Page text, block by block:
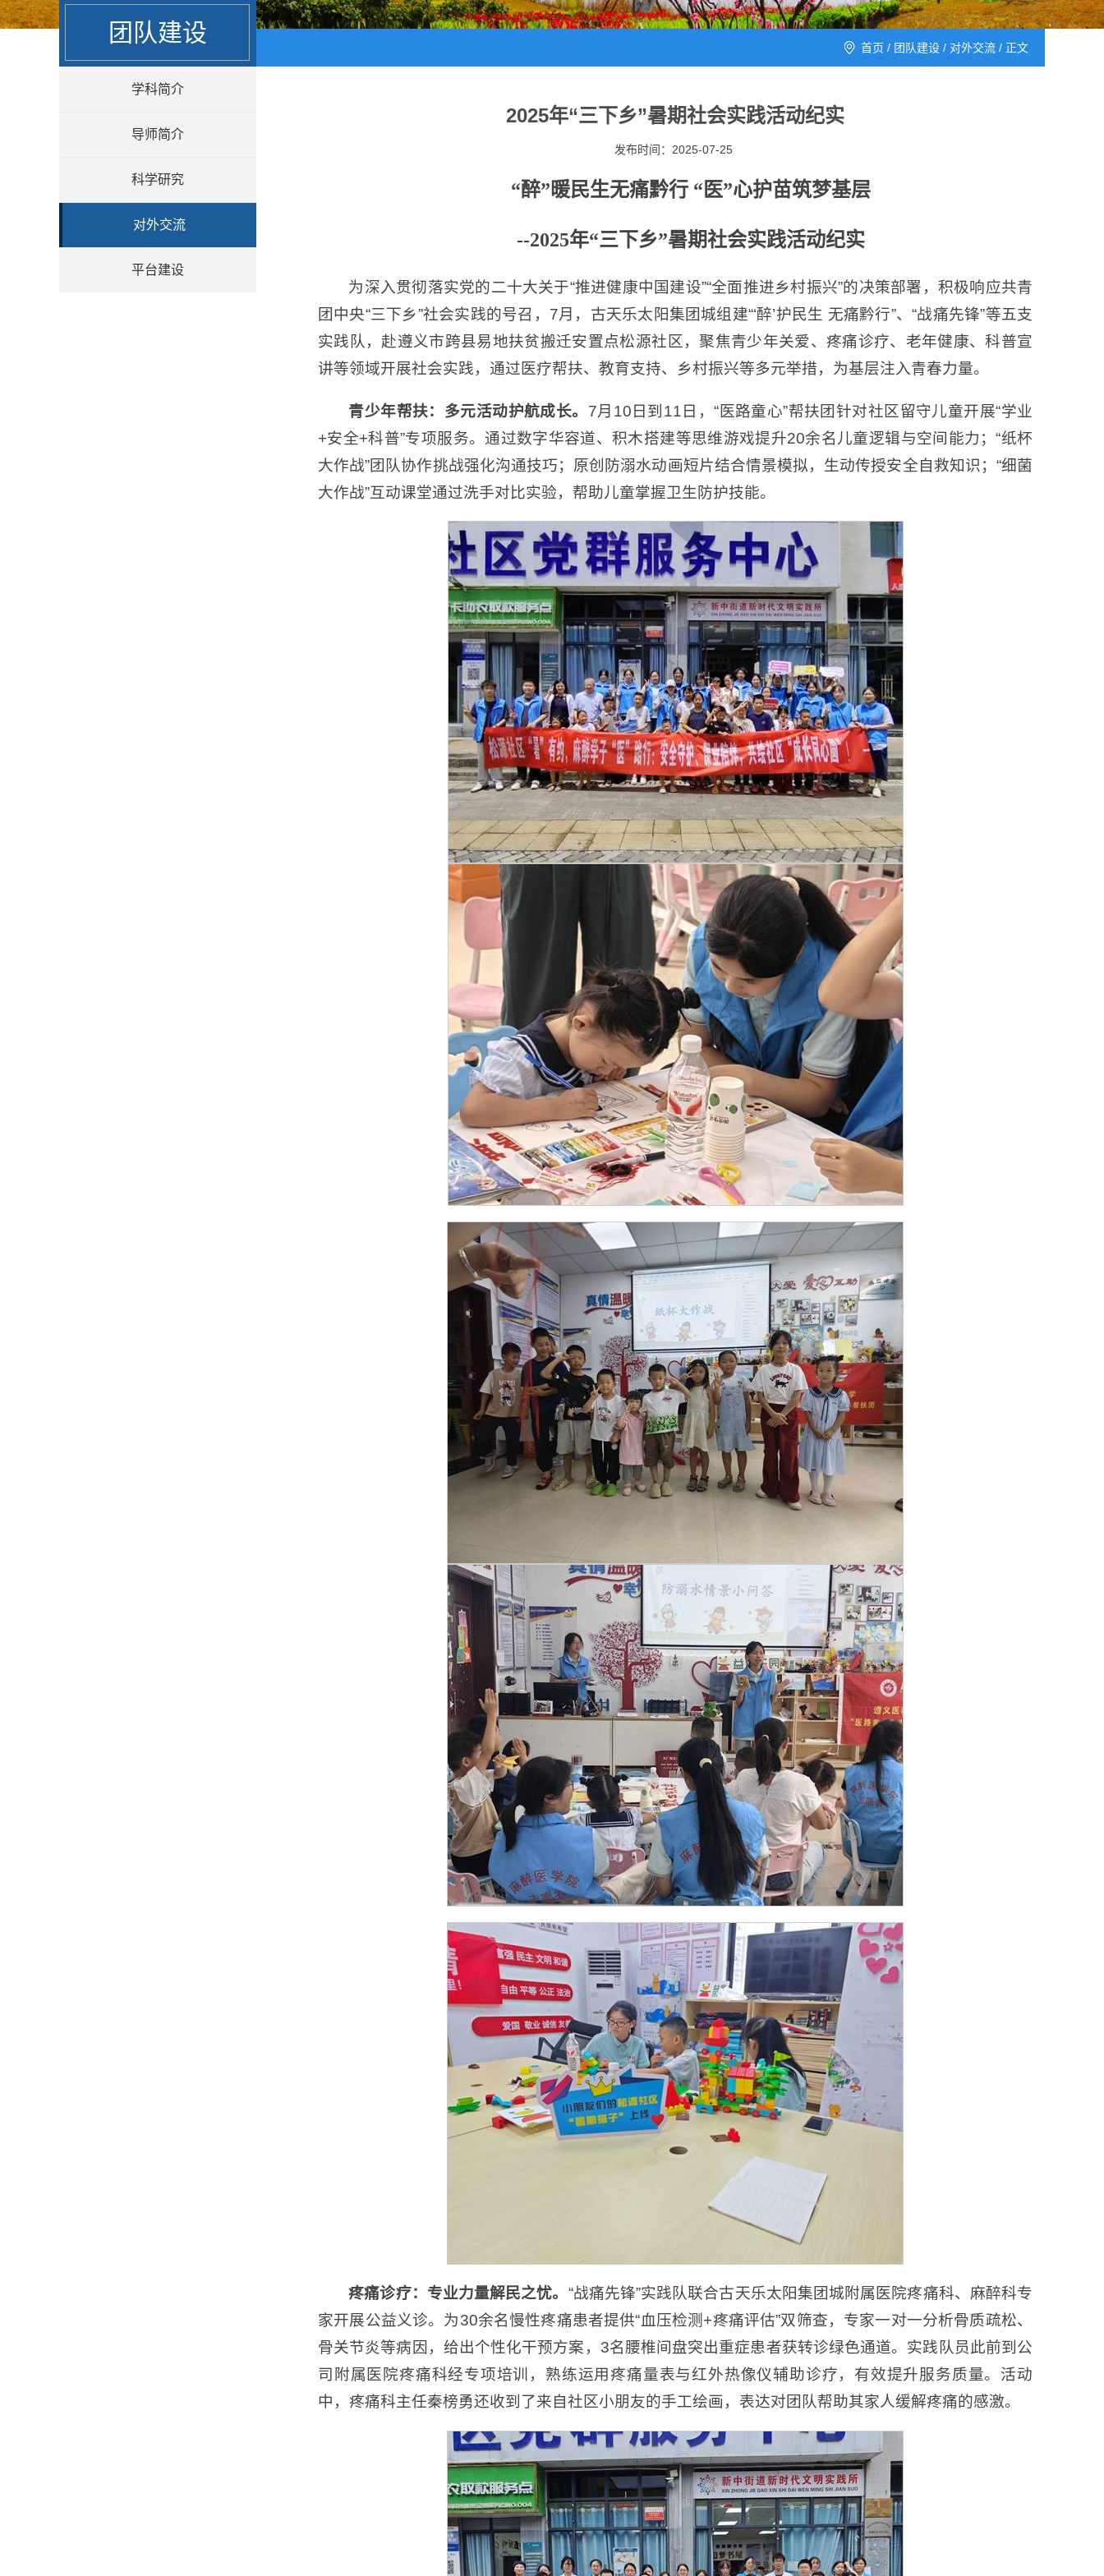
团队建设
首页 / 团队建设 / 对外交流 / 正文
学科简介
导师简介
科学研究
对外交流
平台建设
2025年“三下乡”暑期社会实践活动纪实
发布时间：2025-07-25
“醉”暖民生无痛黔行 “医”心护苗筑梦基层
--2025年“三下乡”暑期社会实践活动纪实
为深入贯彻落实党的二十大关于“推进健康中国建设”“全面推进乡村振兴”的决策部署，积极响应共青
团中央“三下乡”社会实践的号召，7月，古天乐太阳集团城组建“‘醉’护民生 无痛黔行”、“战痛先锋”等五支
实践队，赴遵义市跨县易地扶贫搬迁安置点松源社区，聚焦青少年关爱、疼痛诊疗、老年健康、科普宣
讲等领域开展社会实践，通过医疗帮扶、教育支持、乡村振兴等多元举措，为基层注入青春力量。
青少年帮扶：多元活动护航成长。 7月10日到11日，“医路童心”帮扶团针对社区留守儿童开展“学业
+安全+科普”专项服务。通过数字华容道、积木搭建等思维游戏提升20余名儿童逻辑与空间能力；“纸杯
大作战”团队协作挑战强化沟通技巧；原创防溺水动画短片结合情景模拟，生动传授安全自救知识；“细菌
大作战”互动课堂通过洗手对比实验，帮助儿童掌握卫生防护技能。
疼痛诊疗：专业力量解民之忧。 “战痛先锋”实践队联合古天乐太阳集团城附属医院疼痛科、麻醉科专
家开展公益义诊。为30余名慢性疼痛患者提供“血压检测+疼痛评估”双筛查，专家一对一分析骨质疏松、
骨关节炎等病因，给出个性化干预方案，3名腰椎间盘突出重症患者获转诊绿色通道。实践队员此前到公
司附属医院疼痛科经专项培训，熟练运用疼痛量表与红外热像仪辅助诊疗，有效提升服务质量。活动
中，疼痛科主任秦榜勇还收到了来自社区小朋友的手工绘画，表达对团队帮助其家人缓解疼痛的感激。